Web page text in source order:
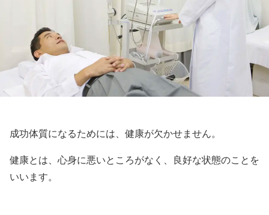
成功体質になるためには、健康が欠かせません。
健康とは、心身に悪いところがなく、良好な状態のことを
いいます。